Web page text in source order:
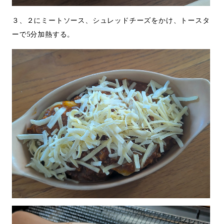
３、２にミートソース、シュレッドチーズをかけ、トースタ
ーで5分加熱する。